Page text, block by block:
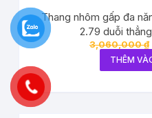
Thang nhôm gấp đa
2.79 duỗi
3,060,000₫
THÊM